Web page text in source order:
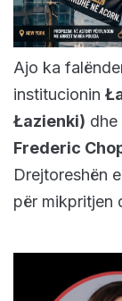
Ajo ka
institucionin
Łazienki) dhe
Frederic
Drejtoreshën
për mikpritjen